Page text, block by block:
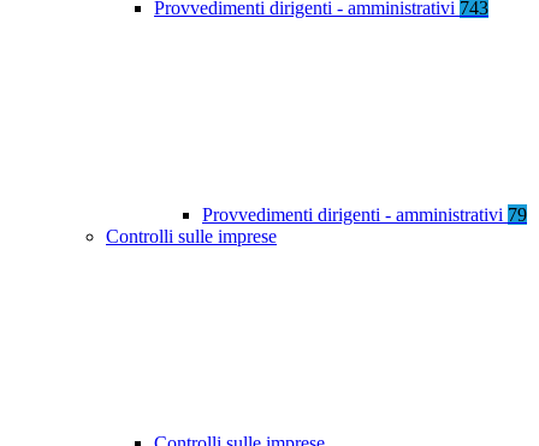
Provvedimenti dirigenti - amministrativi 743
Provvedimenti dirigenti - amministrativi 79
Controlli sulle imprese